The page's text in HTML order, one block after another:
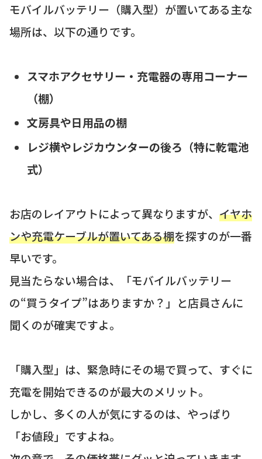
モバイルバッテリー（購入型）が置いてある主な
場所は、以下の通りです。
スマホアクセサリー・充電器の専用コーナー
（棚）
文房具や日用品の棚
レジ横やレジカウンターの後ろ（特に乾電池
式）
お店のレイアウトによって異なりますが、 イヤホ
ンや充電ケーブルが置いてある棚を探すのが一番
早いです。
見当たらない場合は、「モバイルバッテリー
の“買うタイプ”はありますか？」と店員さんに
聞くのが確実ですよ。
「購入型」は、緊急時にその場で買って、すぐに
充電を開始できるのが最大のメリット。
しかし、多くの人が気にするのは、やっぱり
「お値段」ですよね。